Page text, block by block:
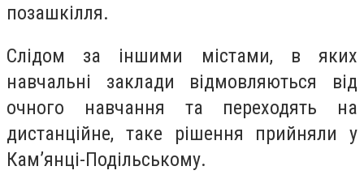
позашкілля.
Слідом за іншими містами, в яких
навчальні заклади відмовляються від
очного навчання та переходять на
дистанційне, таке рішення прийняли у
Кам’янці-Подільському.